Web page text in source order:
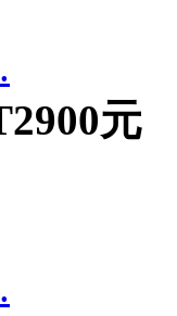
元